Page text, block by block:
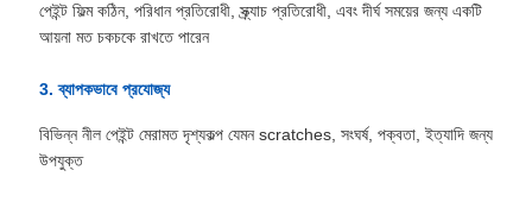
পেইন্ট ফিল্ম কঠিন, পরিধান প্রতিরোধী, স্ক্র্যাচ প্রতিরোধী, এবং দীর্ঘ সময়ের জন্য একটি
আয়না মত চকচকে রাখতে পারেন
3. ব্যাপকভাবে প্রযোজ্য
বিভিন্ন নীল পেইন্ট মেরামত দৃশ্যকল্প যেমন scratches, সংঘর্ষ, পক্বতা, ইত্যাদি জন্য
উপযুক্ত